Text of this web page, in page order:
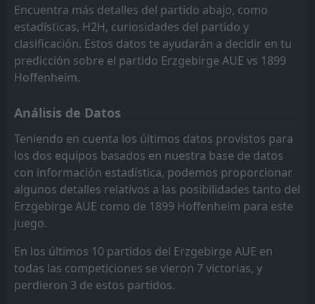
FT
13:30
01Aug
1899 Hoffenheim
Karlsruher SC
16:00
29Jul
1899 Hoffenheim
Holstein Kiel
3
13:30
18Jul
1899 Hoffenheim
FT
13:30
16
May
Borussia Monchengladbach
1899 Hoffenheim
4
0
FT
13:30
09May
1899 Hoffenheim
Werder Bremen
1
0
13:30
02May
VfB Stuttgart
3
FT
16:30
Hamburger SV
Encuentra más detalles del partido abajo, como
estadísticas, H2H, curiosidades del partido y
clasificación. Estos datos te ayudarán a decidir en tu
predicción sobre el partido Erzgebirge AUE vs 1899
Hoffenheim.
Análisis de Datos
Teniendo en cuenta los últimos datos provistos para
los dos equipos basados en nuestra base de datos
con información estadística, podemos proporcionar
algunos detalles relativos a las posibilidades tanto del
Erzgebirge AUE como de 1899 Hoffenheim para este
juego.
En los últimos 10 partidos del Erzgebirge AUE en
todas las competiciones se vieron 7 victorias, y
perdieron 3 de estos partidos.